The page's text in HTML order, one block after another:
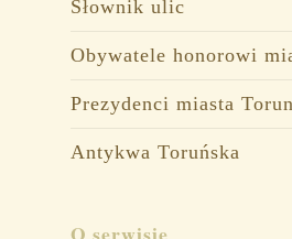
Słownik ulic
Obywatele honorowi
Prezydenci miasta
Antykwa Toruńska